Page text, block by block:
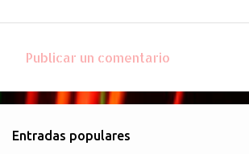
o
e
Publicar un comentario
Entradas populares